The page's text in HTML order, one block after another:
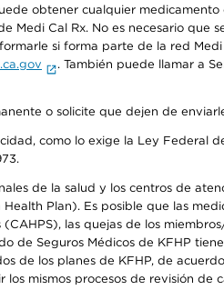
obtener cualquier
Medi Cal Rx. No es necesario que
si forma parte de la red
. También puede llamar a
o solicite que dejen de
como lo exige la Ley Federal
de la salud y los centros de
Plan). Es posible que las
las quejas de los
de Seguros Médicos de KFHP
de los planes de KFHP, de
mismos procesos de revisión de